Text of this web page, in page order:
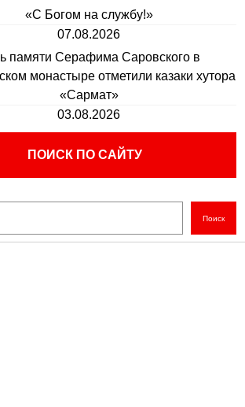
«С Богом на службу!»
07.08.2026
памяти Серафима Саровского в
монастыре отметили казаки хутора
«Сармат»
03.08.2026
ПОИСК ПО САЙТУ
Поиск